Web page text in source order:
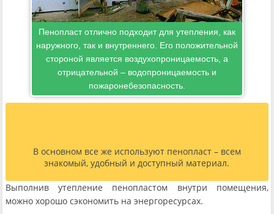
Пенопласт отлично подходит для утепления, как
наружного, так и внутреннего. Его положительной
стороной является воздухопроницаемость, а
отрицательной – водопроницаемость и
пожаронебезопасность.
В основном все же используют пенопласт – всем
знакомый, удобный и доступный материал.
Выполнив утепление пенопластом внутри помещения,
можно хорошо сэкономить на энергоресурсах.